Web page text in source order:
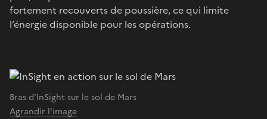
fortement recouverts de poussière, ce qui limite
l’énergie disponible pour les opérations.
Bras d’InSight sur le sol de Mars
Agrandir l'image